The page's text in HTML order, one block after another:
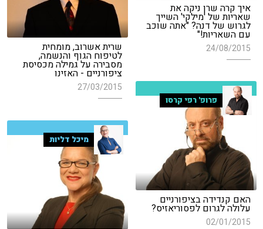
איך קרה שרן ניקה את
שאריות של 'מילקי' השייך
לגרוש של דנה? "אתה שוכב
עם השאריות!"
24/08/2015 שרית אשרוב, מומחית
לטיפוח הגוף והנשמה,
מסבירה על גמילה מכסיסת
ציפורניים - האזינו
27/03/2015
פרופ' רפי קרסו
האם קנדידה בציפורניים
עלולה לגרום לפסוריאזיס?
02/01/2015
מיכל דליות